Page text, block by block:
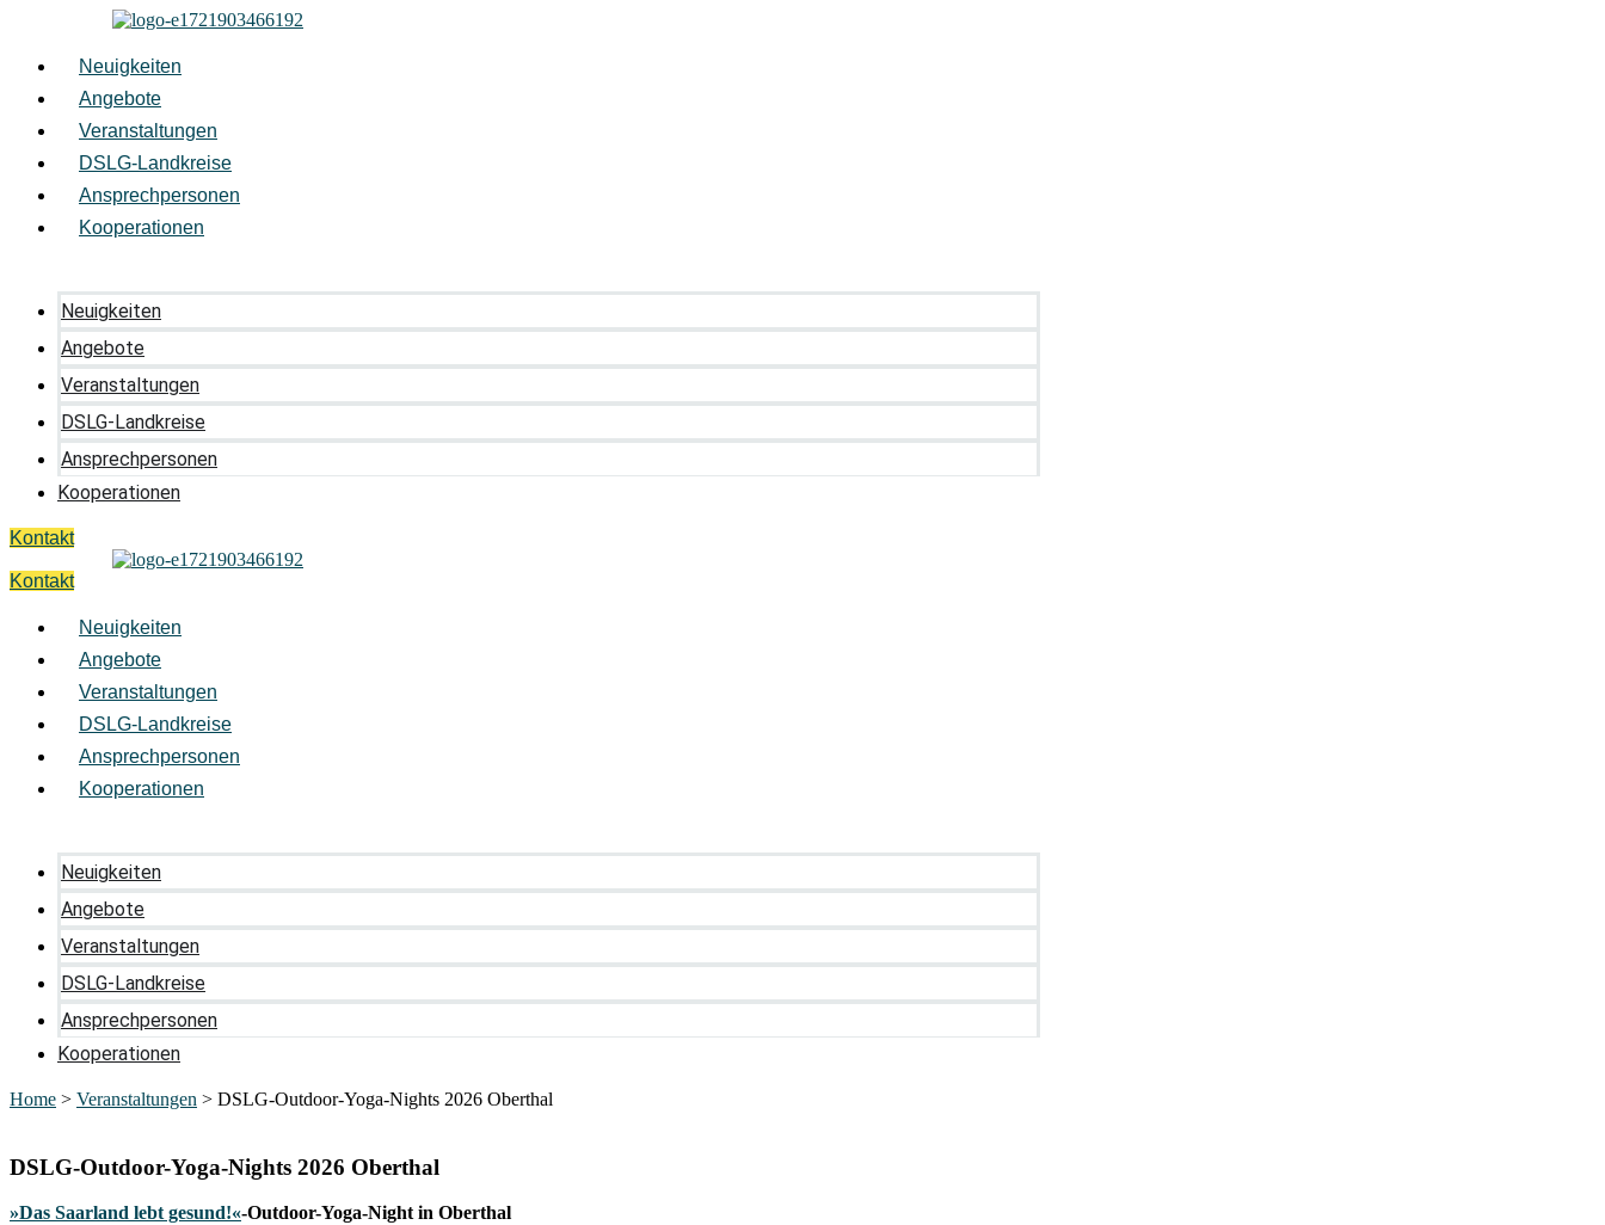
springen
Neuigkeiten
Angebote
Veranstaltungen
DSLG-Landkreise
Ansprechpersonen
Kooperationen
Neuigkeiten
Angebote
Veranstaltungen
DSLG-Landkreise
Ansprechpersonen
Kooperationen
Kontakt
Kontakt
Neuigkeiten
Angebote
Veranstaltungen
DSLG-Landkreise
Ansprechpersonen
Kooperationen
Neuigkeiten
Angebote
Veranstaltungen
DSLG-Landkreise
Ansprechpersonen
Kooperationen
Home > Veranstaltungen > DSLG-Outdoor-Yoga-Nights 2026 Oberthal
DSLG-Outdoor-Yoga-Nights 2026 Oberthal
»Das Saarland lebt gesund!«-Outdoor-Yoga-Night in Oberthal